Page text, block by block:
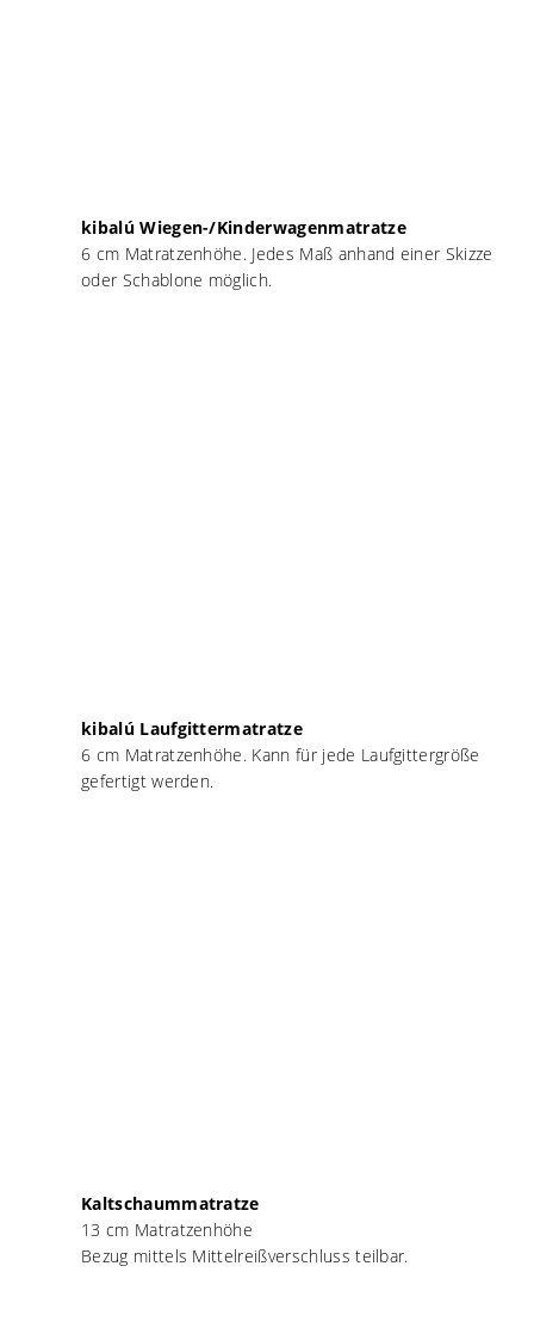
kibalú Wiegen-/Kinderwagenmatratze
6 cm Matratzenhöhe. Jedes Maß anhand einer Skizze
oder Schablone möglich.
kibalú Laufgittermatratze
6 cm Matratzenhöhe. Kann für jede Laufgittergröße
gefertigt werden.
Kaltschaummatratze
13 cm Matratzenhöhe
Bezug mittels Mittelreißverschluss teilbar.